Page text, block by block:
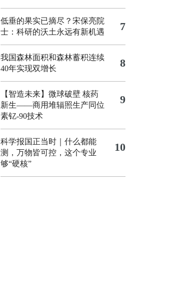
低垂的果实已摘尽？宋保亮院
士：科研的沃土永远有新机遇
7
我国森林面积和森林蓄积连续
40年实现双增长
8
【智造未来】微球破壁 核药
新生——商用堆辐照生产同位
素钇-90技术
9
科学报国正当时｜什么都能
测，万物皆可控，这个专业
够“硬核”
10